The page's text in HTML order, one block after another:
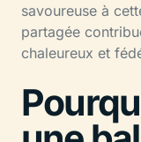
savoureuse à
partagée
chaleureux et